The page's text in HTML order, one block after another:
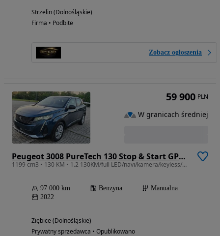
Strzelin (Dolnośląskie)
Firma • Podbite
Zobacz ogłoszenia
Peugeot 3008 PureTech 130 Stop & Start GPF Active Business-Paket
1199 cm3 • 130 KM • 1.2 130KM/full LED/navi/kamera/keyless/bezwypadkowy/ZADBANY
97 000 km Benzyna
Manualna
2022
Ziębice (Dolnośląskie)
Prywatny sprzedawca • Opublikowano
59 900 PLN
W granicach średniej